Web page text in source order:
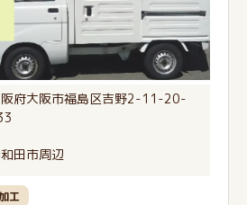
府大阪市福島区吉野2-11-20-
田市周辺
工